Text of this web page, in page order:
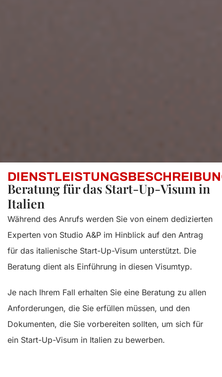
Beratung für das Start-Up-Visum in
Italien
Während des Anrufs werden Sie von einem dedizierten
Experten von Studio A&P im Hinblick auf den Antrag
für das italienische Start-Up-Visum unterstützt. Die
Beratung dient als Einführung in diesen Visumtyp.
Je nach Ihrem Fall erhalten Sie eine Beratung zu allen
Anforderungen, die Sie erfüllen müssen, und den
Dokumenten, die Sie vorbereiten sollten, um sich für
ein Start-Up-Visum in Italien zu bewerben.